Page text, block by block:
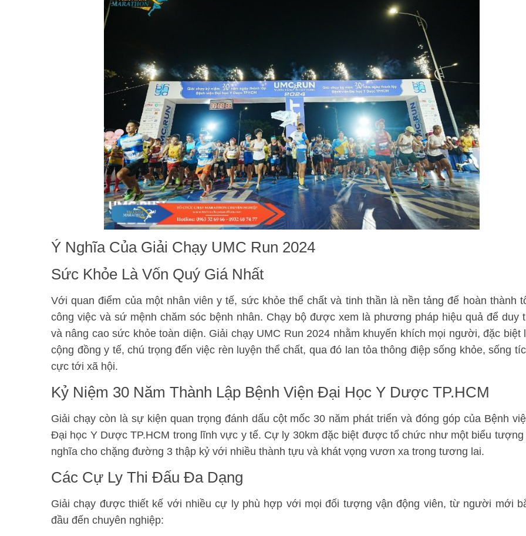
Ý Nghĩa Của Giải Chạy UMC Run 2024
Sức Khỏe Là Vốn Quý Giá Nhất
Với quan điểm của một nhân viên y tế, sức khỏe thể chất và tinh thần là nền tảng để hoàn thành
công việc và sứ mệnh chăm sóc bệnh nhân. Chạy bộ được xem là phương pháp hiệu quả để duy
và nâng cao sức khỏe toàn diện. Giải chạy UMC Run 2024 nhằm khuyến khích mọi người, đặc biệt
cộng đồng y tế, chú trọng đến việc rèn luyện thể chất, qua đó lan tỏa thông điệp sống khỏe, sống
cực tới xã hội.
Kỷ Niệm 30 Năm Thành Lập Bệnh Viện Đại Học Y Dược TP.HCM
Giải chạy còn là sự kiện quan trọng đánh dấu cột mốc 30 năm phát triển và đóng góp của Bệnh
Đại học Y Dược TP.HCM trong lĩnh vực y tế. Cự ly 30km đặc biệt được tổ chức như một biểu tượng
nghĩa cho chặng đường 3 thập kỷ với nhiều thành tựu và khát vọng vươn xa trong tương lai.
Các Cự Ly Thi Đấu Đa Dạng
Giải chạy được thiết kế với nhiều cự ly phù hợp với mọi đối tượng vận động viên, từ người mới
đầu đến chuyên nghiệp: